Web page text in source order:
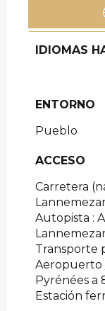
IDIOMAS
IDIOMAS
ENTORNO
ENTORNO
Pueblo
ACCESO
ACCESO
Carretera
Autopista :
Transporte
Aeropuerto
Pyrénées a
Estación